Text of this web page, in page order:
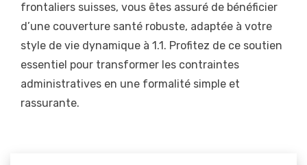
frontaliers suisses, vous êtes assuré de bénéficier
d’une couverture santé robuste, adaptée à votre
style de vie dynamique à 1.1. Profitez de ce soutien
essentiel pour transformer les contraintes
administratives en une formalité simple et
rassurante.